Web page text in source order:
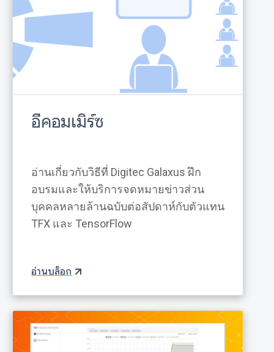
อีคอมเมิร์ซ
อ่านเกี่ยวกับวิธีที่ Digitec Galaxus ฝึก
อบรมและให้บริการจดหมายข่าวส่วน
บุคคลหลายล้านฉบับต่อสัปดาห์กับตัวแทน
TFX และ TensorFlow
อ่านบล็อก